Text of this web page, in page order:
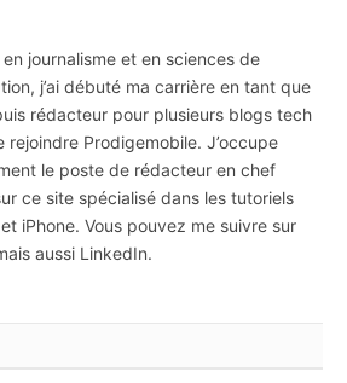
en journalisme et en sciences de
j’ai débuté ma carrière en tant que
rédacteur pour plusieurs blogs tech
rejoindre Prodigemobile. J’occupe
le poste de rédacteur en chef
ce site spécialisé dans les tutoriels
iPhone. Vous pouvez me suivre sur
aussi LinkedIn.